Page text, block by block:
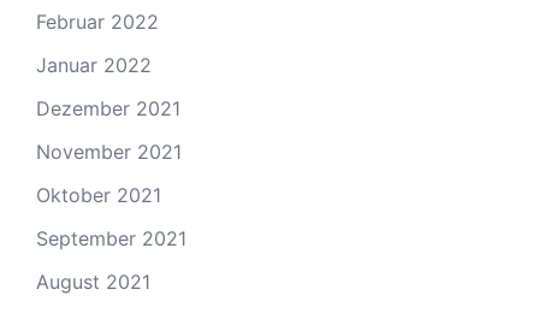
Februar 2022
Januar 2022
Dezember 2021
November 2021
Oktober 2021
September 2021
August 2021